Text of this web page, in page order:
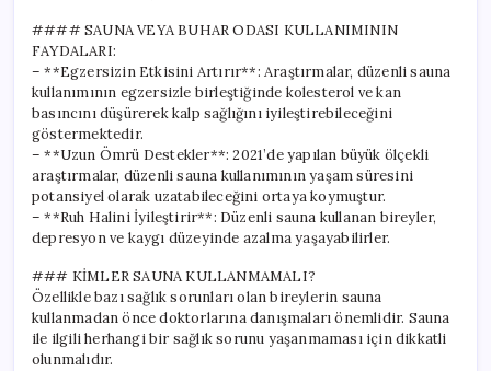
#### SAUNA VEYA BUHAR ODASI KULLANIMININ
FAYDALARI:
– **Egzersizin Etkisini Artırır**: Araştırmalar, düzenli sauna
kullanımının egzersizle birleştiğinde kolesterol ve kan
basıncını düşürerek kalp sağlığını iyileştirebileceğini
göstermektedir.
– **Uzun Ömrü Destekler**: 2021’de yapılan büyük ölçekli
araştırmalar, düzenli sauna kullanımının yaşam süresini
potansiyel olarak uzatabileceğini ortaya koymuştur.
– **Ruh Halini İyileştirir**: Düzenli sauna kullanan bireyler,
depresyon ve kaygı düzeyinde azalma yaşayabilirler.
### KİMLER SAUNA KULLANMAMALI?
Özellikle bazı sağlık sorunları olan bireylerin sauna
kullanmadan önce doktorlarına danışmaları önemlidir. Sauna
ile ilgili herhangi bir sağlık sorunu yaşanmaması için dikkatli
olunmalıdır.